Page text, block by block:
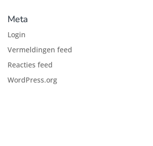
Meta
Login
Vermeldingen feed
Reacties feed
WordPress.org